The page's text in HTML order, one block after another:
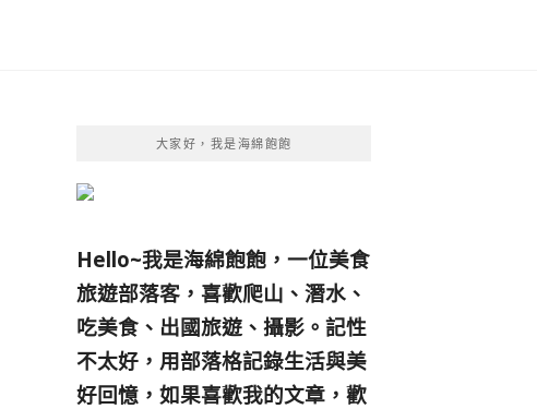
大家好，我是海綿飽飽
Hello~我是海綿飽飽，一位美食
旅遊部落客， 喜歡爬山、潛水、
吃美食、出國旅遊、攝影。 記性
不太好，用部落格記錄生活與美
好回憶， 如果喜歡我的文章，歡